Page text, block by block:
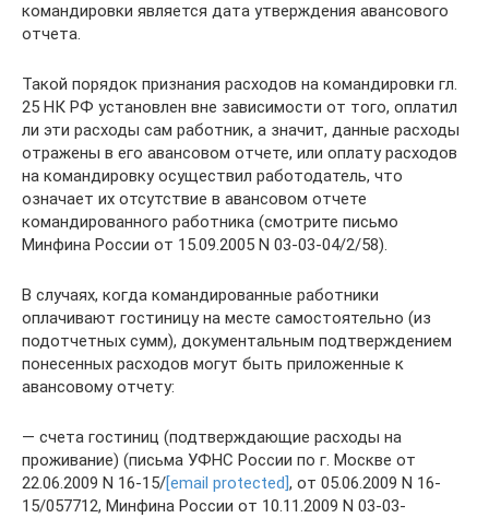
командировки является дата утверждения авансового
отчета.
Такой порядок признания расходов на командировки гл.
25 НК РФ установлен вне зависимости от того, оплатил
ли эти расходы сам работник, а значит, данные расходы
отражены в его авансовом отчете, или оплату расходов
на командировку осуществил работодатель, что
означает их отсутствие в авансовом отчете
командированного работника (смотрите письмо
Минфина России от 15.09.2005 N 03-03-04/2/58).
В случаях, когда командированные работники
оплачивают гостиницу на месте самостоятельно (из
подотчетных сумм), документальным подтверждением
понесенных расходов могут быть приложенные к
авансовому отчету:
— счета гостиниц (подтверждающие расходы на
проживание) (письма УФНС России по г. Москве от
22.06.2009 N 16-15/[email protected], от 05.06.2009 N 16-
15/057712, Минфина России от 10.11.2009 N 03-03-